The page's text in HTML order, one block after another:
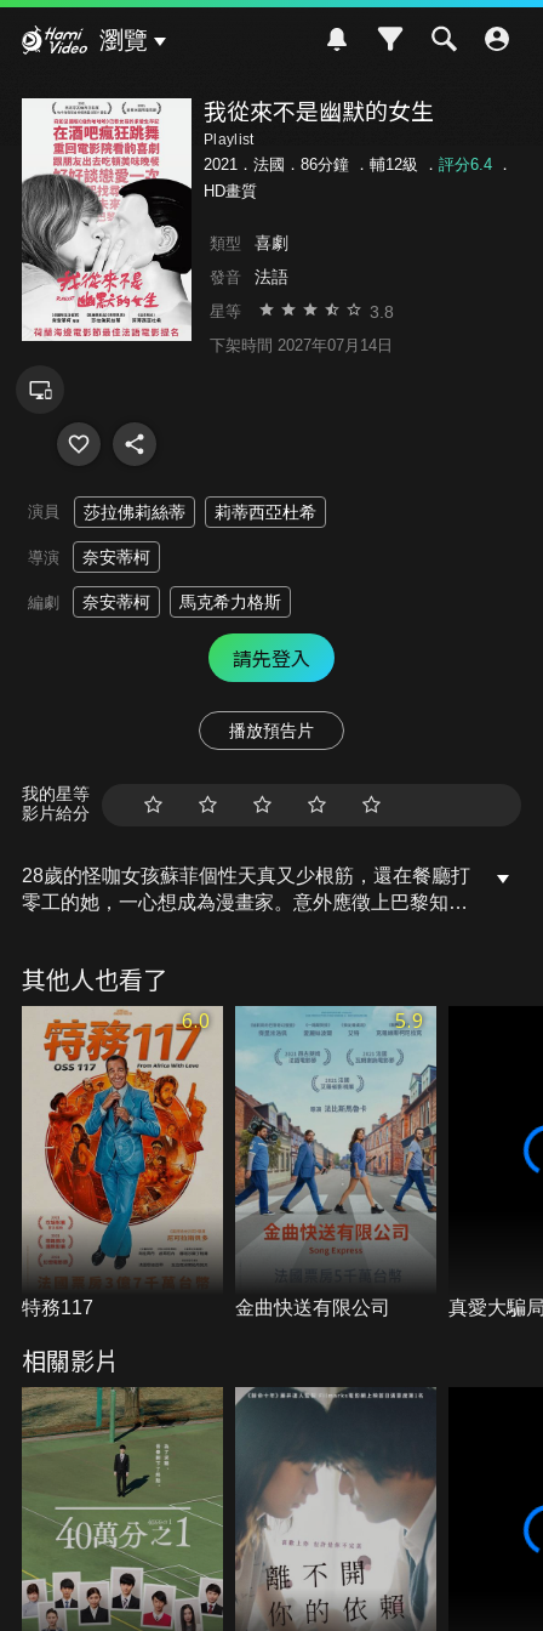
瀏覽
我從來不是幽默的女生
Playlist
2021．法國．86分鐘 ． 輔12級 ． 評分6.4．
HD畫質
類型 喜劇
發音 法語
星等 3.8
下架時間 2027年07月14日
演員 莎拉佛莉絲蒂 莉蒂西亞杜希
導演 奈安蒂柯
編劇 奈安蒂柯 馬克希力格斯
請先登入
播放預告片
我的星等
影片給分
28歲的怪咖女孩蘇菲個性天真又少根筋，還在餐廳打
零工的她，一心想成為漫畫家。意外應徵上巴黎知名
小坎坷，所幸還有夢想成為演員的閨蜜茱莉亞一路相
挺。蘇菲該如何擺脫魯蛇人生，她能遇見自己的真命
天子嗎？
其他人也看了
6.0
特務117
5.9
金曲快送有限公司 真愛大騙
相關影片